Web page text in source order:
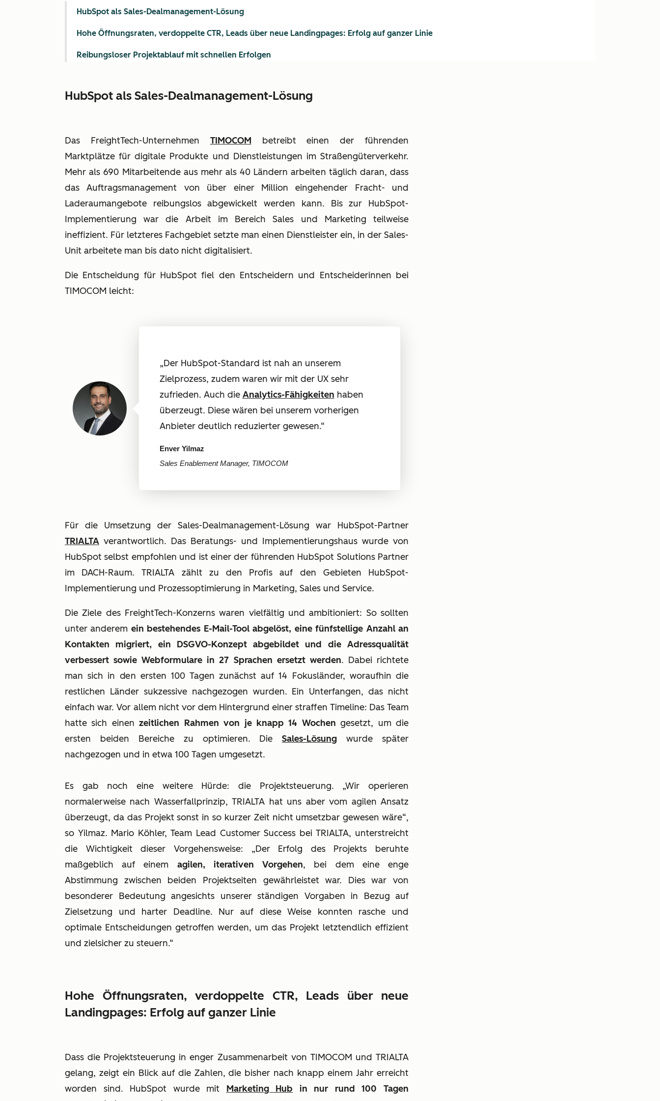
HubSpot als Sales-Dealmanagement-Lösung
Das FreightTech-Unternehmen TIMOCOM betreibt einen der führenden
Marktplätze für digitale Produkte und Dienstleistungen im Straßengüterverkehr.
Mehr als 690 Mitarbeitende aus mehr als 40 Ländern arbeiten täglich daran, dass
das Auftragsmanagement von über einer Million eingehender Fracht- und
Laderaumangebote reibungslos abgewickelt werden kann. Bis zur HubSpot-
Implementierung war die Arbeit im Bereich Sales und Marketing teilweise
ineffizient. Für letzteres Fachgebiet setzte man einen Dienstleister ein, in der Sales-
Unit arbeitete man bis dato nicht digitalisiert.
Die Entscheidung für HubSpot fiel den Entscheidern und Entscheiderinnen bei
TIMOCOM leicht:
„Der HubSpot-Standard ist nah an unserem
Zielprozess, zudem waren wir mit der UX sehr
zufrieden. Auch die Analytics-Fähigkeiten haben
überzeugt. Diese wären bei unserem vorherigen
Anbieter deutlich reduzierter gewesen.“
Enver Yilmaz
Sales Enablement Manager, TIMOCOM
Für die Umsetzung der Sales-Dealmanagement-Lösung war HubSpot-Partner
TRIALTA verantwortlich. Das Beratungs- und Implementierungshaus wurde von
HubSpot selbst empfohlen und ist einer der führenden HubSpot Solutions Partner
im DACH-Raum. TRIALTA zählt zu den Profis auf den Gebieten HubSpot-
Implementierung und Prozessoptimierung in Marketing, Sales und Service.
Die Ziele des FreightTech-Konzerns waren vielfältig und ambitioniert: So sollten
unter anderem ein bestehendes E-Mail-Tool abgelöst, eine fünfstellige Anzahl an
Kontakten migriert, ein DSGVO-Konzept abgebildet und die Adressqualität
verbessert sowie Webformulare in 27 Sprachen ersetzt werden. Dabei richtete
man sich in den ersten 100 Tagen zunächst auf 14 Fokusländer, woraufhin die
restlichen Länder sukzessive nachgezogen wurden. Ein Unterfangen, das nicht
einfach war. Vor allem nicht vor dem Hintergrund einer straffen Timeline: Das Team
hatte sich einenzeitlichen Rahmen von je knapp 14 Wochen gesetzt, um die
ersten beiden Bereiche zu optimieren. DieSales-Lösung wurde später
nachgezogen und in etwa 100 Tagen umgesetzt.
Es gab noch eine weitere Hürde: die Projektsteuerung. „Wir operieren
normalerweise nach Wasserfallprinzip, TRIALTA hat uns aber vom agilen Ansatz
überzeugt, da das Projekt sonst in so kurzer Zeit nicht umsetzbar gewesen wäre“,
so Yilmaz. Mario Köhler, Team Lead Customer Success bei TRIALTA, unterstreicht
die Wichtigkeit dieser Vorgehensweise: „Der Erfolg des Projekts beruhte
maßgeblich auf einem agilen, iterativen Vorgehen, bei dem eine enge
Abstimmung zwischen beiden Projektseiten gewährleistet war. Dies war von
besonderer Bedeutung angesichts unserer ständigen Vorgaben in Bezug auf
Zielsetzung und harter Deadline. Nur auf diese Weise konnten rasche und
optimale Entscheidungen getroffen werden, um das Projekt letztendlich effizient
und zielsicher zu steuern.“
Hohe Öffnungsraten, verdoppelte CTR, Leads über neue
Landingpages: Erfolg auf ganzer Linie
Dass die Projektsteuerung in enger Zusammenarbeit von TIMOCOM und TRIALTA
gelang, zeigt ein Blick auf die Zahlen, die bisher nach knapp einem Jahr erreicht
worden sind. HubSpot wurde mit Marketing Hub
in nur rund 100 Tagen
HubSpot als Sales-Dealmanagement-Lösung
Hohe Öffnungsraten, verdoppelte CTR, Leads über neue Landingpages: Erfolg auf ganzer Linie
Reibungsloser Projektablauf mit schnellen Erfolgen